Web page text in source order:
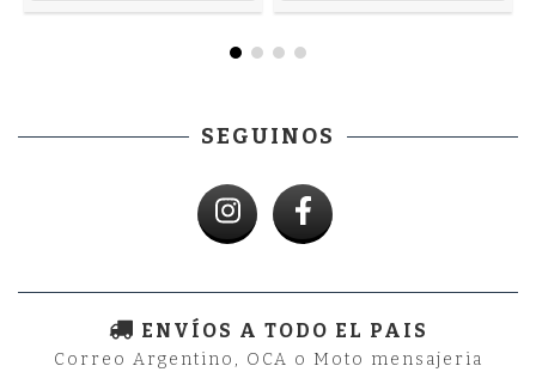
SEGUINOS
ENVÍOS A TODO EL PAIS
Correo Argentino, OCA o Moto mensajeria